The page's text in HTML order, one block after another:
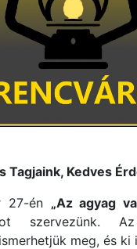
Tagjaink, Kedves
27-én „Az agyag
szervezünk.
meg, és ki